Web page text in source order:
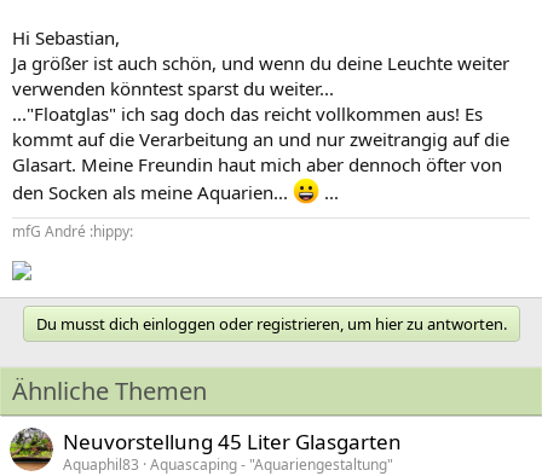
Hi Sebastian,
Ja größer ist auch schön, und wenn du deine Leuchte weiter
verwenden könntest sparst du weiter...
..."Floatglas" ich sag doch das reicht vollkommen aus! Es
kommt auf die Verarbeitung an und nur zweitrangig auf die
Glasart. Meine Freundin haut mich aber dennoch öfter von
den Socken als meine Aquarien...
...
mfG André :hippy:
Du musst dich einloggen oder registrieren, um hier zu antworten.
Ähnliche Themen
Neuvorstellung 45 Liter Glasgarten
Aquaphil83 Aquascaping - "Aquariengestaltung"